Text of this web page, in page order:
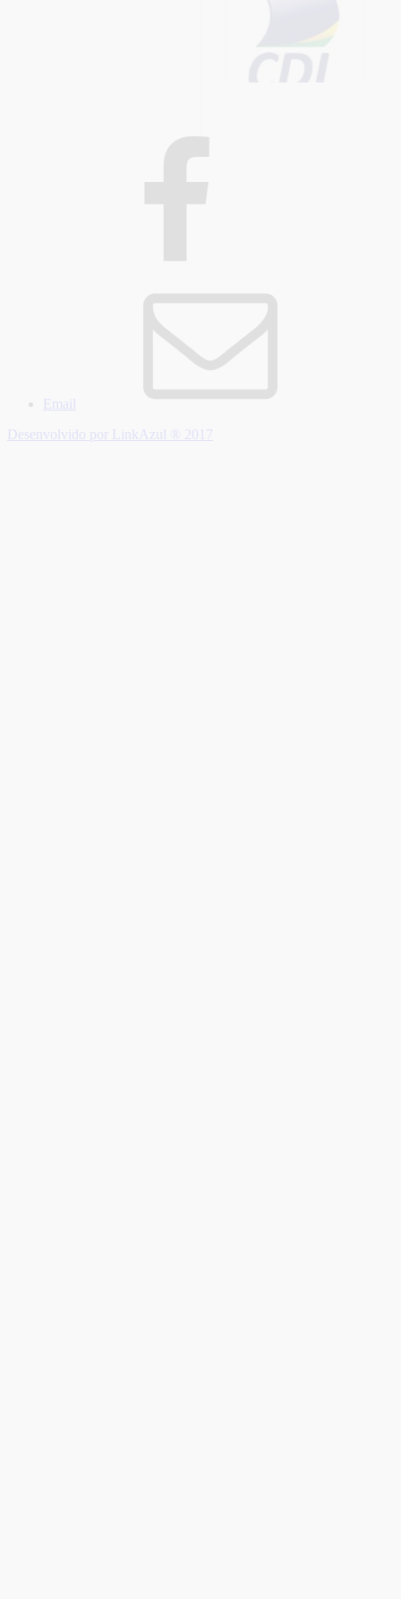
Email
Desenvolvido por LinkAzul ® 2017